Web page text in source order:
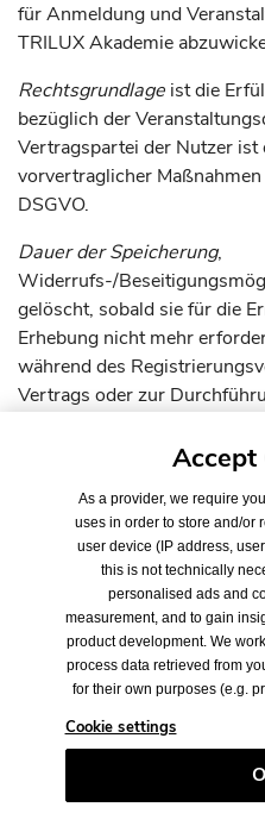
für Anmeldung und
TRILUX Akademie
Rechtsgrundlage ist die
bezüglich der
Vertragspartei der Nutzer
vorvertraglicher
DSGVO.
Dauer der Speicherung,
Widerrufs-/
gelöscht, sobald sie für die
Erhebung nicht mehr
während des
Vertrags oder zur
Durchführung des
Erforderlichkeit,
Vertragspartners zu
oder gesetzlichen
Datenverarbeitung bei
Für die Kommunikation mit
unter anderem Online-
Einzelnen von uns
Wenn Sie mit uns per
Internet kommunizieren,
Daten von uns und dem
Accept
As a provider, we require
uses in order to store and/or
user device (IP address,
this is not technically
personalised ads and
measurement, and to gain
product development. We
process data retrieved from
for their own purposes (e.g.
not only for the collection of
only collected when you click
Cookie settings